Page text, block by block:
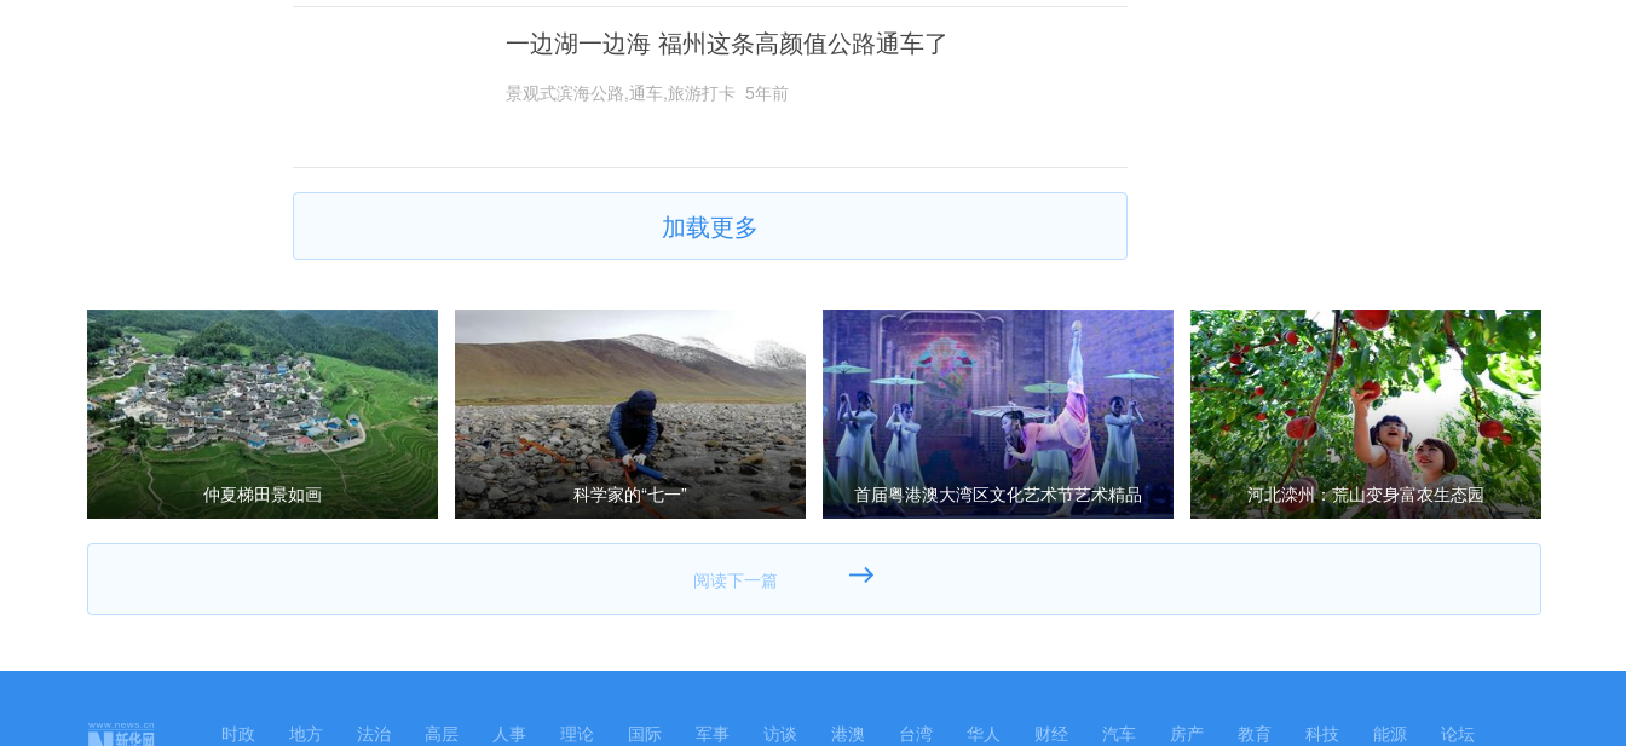
一边湖一边海 福州这条高颜值公路通车了
景观式滨海公路,通车,旅游打卡 5年前
加载更多
仲夏梯田景如画 科学家的“七一”
首届粤港澳大湾区文化艺术节艺术精品
河北滦州：荒山变身富农生态园
时政 地方 法治 高层 人事 理论 国际 军事 访谈 港澳 台湾 华人 财经 汽车 房产 教育 科技 能源 论坛